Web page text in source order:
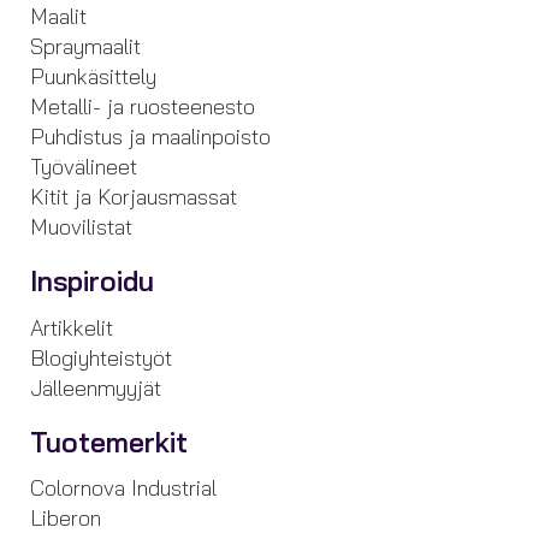
Maalit
Spraymaalit
Puunkäsittely
Metalli- ja ruosteenesto
Puhdistus ja maalinpoisto
Työvälineet
Kitit ja Korjausmassat
Muovilistat
Inspiroidu
Artikkelit
Blogiyhteistyöt
Jälleenmyyjät
Tuotemerkit
Colornova Industrial
Liberon